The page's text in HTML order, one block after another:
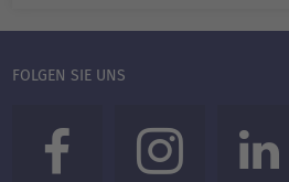
FOLGEN SIE UNS